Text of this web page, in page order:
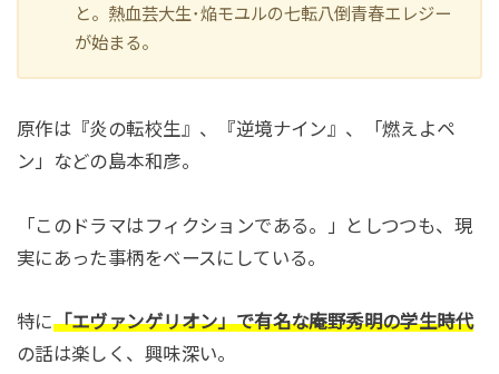
と。熱血芸大生･焔モユルの七転八倒青春エレジー
が始まる。
原作は『炎の転校生』、『逆境ナイン』、「燃えよペ
ン」などの島本和彦。
「このドラマはフィクションである。」としつつも、現
実にあった事柄をベースにしている。
特に「エヴァンゲリオン」で有名な庵野秀明の学生時代
の話は楽しく、興味深い。